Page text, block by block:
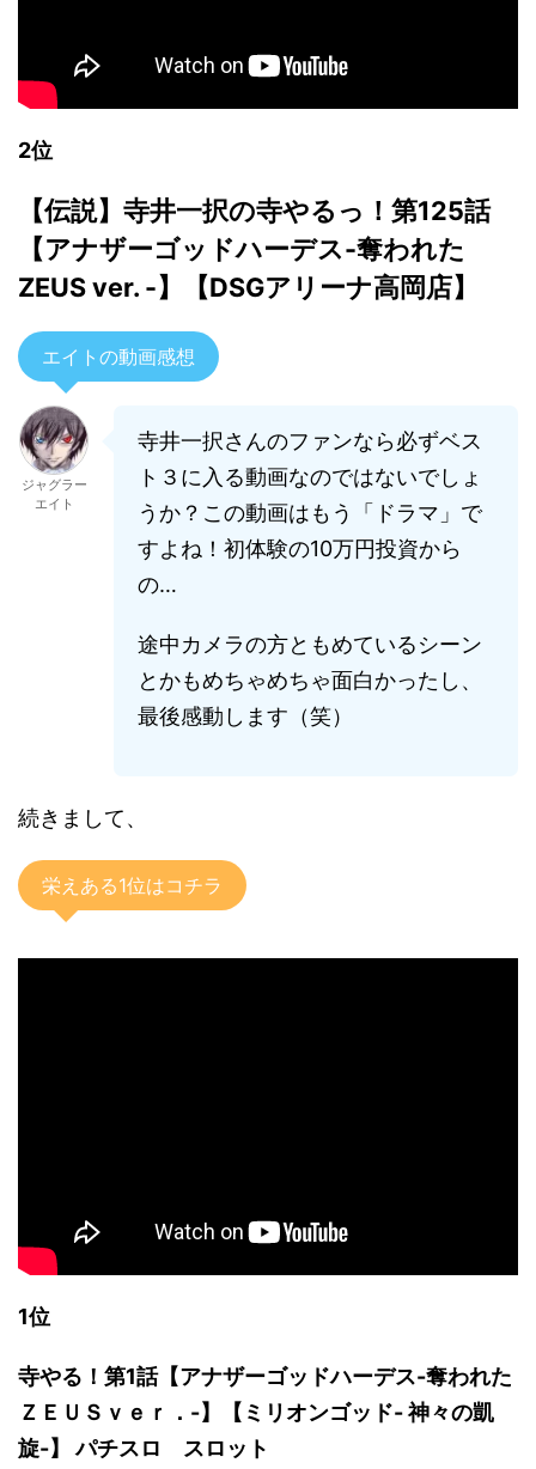
2位
【伝説】寺井一択の寺やるっ！第125話
【アナザーゴッドハーデス-奪われた
ZEUS ver. -】【DSGアリーナ高岡店】
エイトの動画感想
ジャグラー
エイト
寺井一択さんのファンなら必ずベス
ト３に入る動画なのではないでしょ
うか？ この動画はもう「ドラマ」で
すよね！初体験の10万円投資から
の…
途中カメラの方ともめているシーン
とかもめちゃめちゃ面白かったし、
最後感動します（笑）
続きまして、
栄えある1位はコチラ
1位
寺やる！第1話【アナザーゴッドハーデス-奪われた
ＺＥＵＳｖｅｒ．-】【ミリオンゴッド- 神々の凱
旋-】 パチスロ スロット